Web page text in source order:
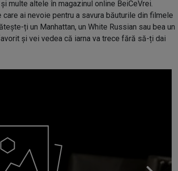
multe altele în magazinul online BeiCeVrei.
ai nevoie pentru a savura băuturile din filmele
ți un Manhattan, un White Russian sau bea un
și vei vedea că iarna va trece fără să-ți dai